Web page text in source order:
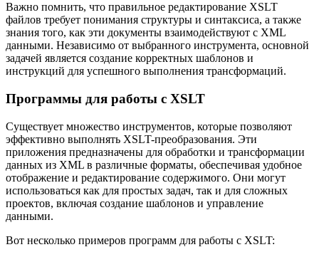
Важно помнить, что правильное редактирование XSLT
файлов требует понимания структуры и синтаксиса, а также
знания того, как эти документы взаимодействуют с XML
данными. Независимо от выбранного инструмента, основной
задачей является создание корректных шаблонов и
инструкций для успешного выполнения трансформаций.
Программы для работы с XSLT
Существует множество инструментов, которые позволяют
эффективно выполнять XSLT-преобразования. Эти
приложения предназначены для обработки и трансформации
данных из XML в различные форматы, обеспечивая удобное
отображение и редактирование содержимого. Они могут
использоваться как для простых задач, так и для сложных
проектов, включая создание шаблонов и управление
данными.
Вот несколько примеров программ для работы с XSLT: